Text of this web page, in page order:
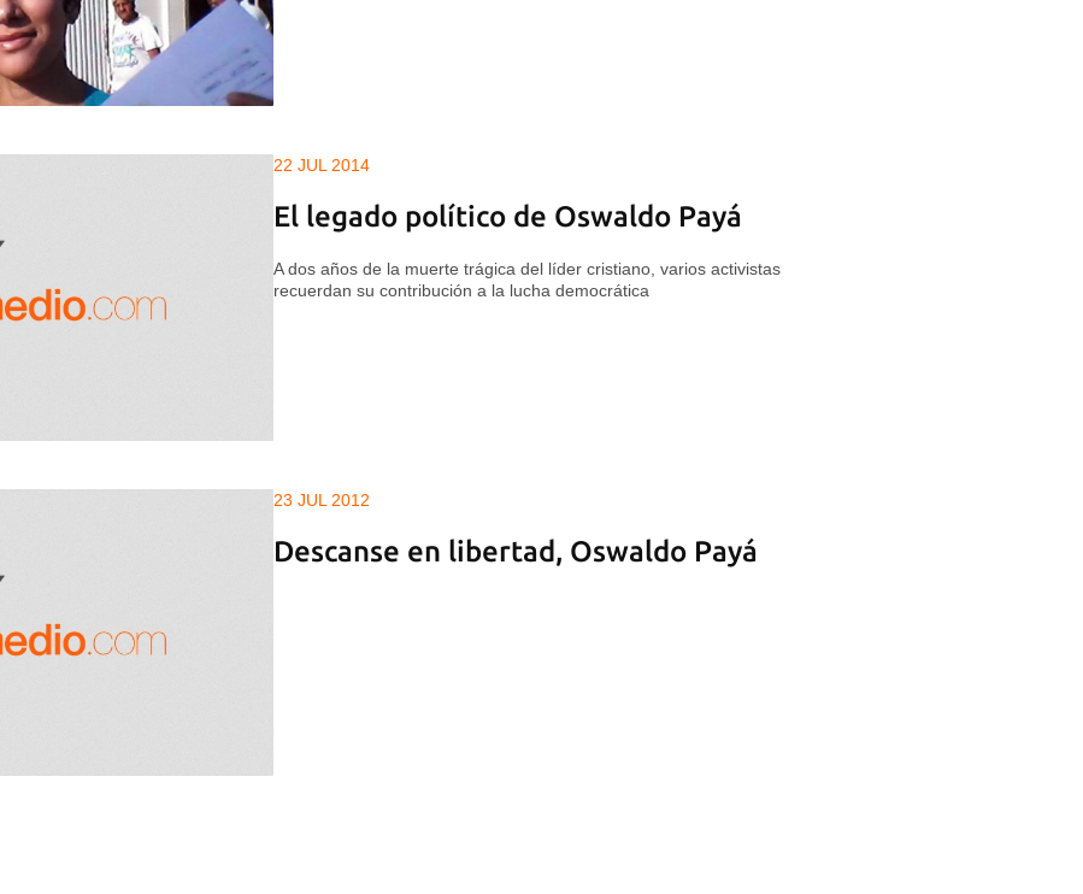
22 JUL 2014
El legado político de Oswaldo Payá
A dos años de la muerte trágica del líder cristiano, varios activistas
recuerdan su contribución a la lucha democrática
23 JUL 2012
Descanse en libertad, Oswaldo Payá